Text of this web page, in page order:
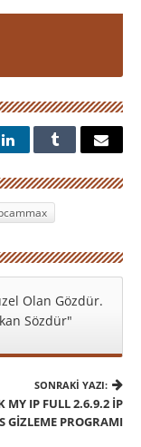
Olan Gözdür.
Sözdür"
SONRAKI YAZI:
MY IP FULL 2.6.9.2 İP
GIZLEME PROGRAMI